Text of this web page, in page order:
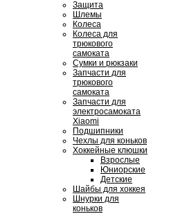
Защита
Шлемы
Колеса
Колеса для
трюкового
самоката
Cумки и рюкзаки
Запчасти для
трюкового
самоката
Запчасти для
электросамоката
Xiaomi
Подшипники
Чехлы для коньков
Хоккейные клюшки
Взрослые
Юниорские
Детские
Шайбы для хоккея
Шнурки для
коньков